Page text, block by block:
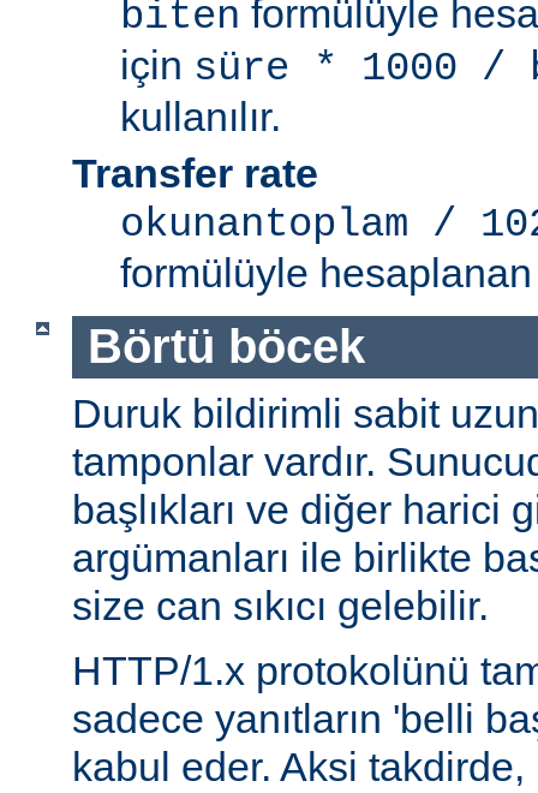
biten formülüyle
için süre * 1000 /
kullanılır.
Transfer rate
okunantoplam /
formülüyle hesaplanan
Börtü böcek
Duruk bildirimli sabit
tamponlar vardır.
başlıkları ve diğer harici
argümanları ile birlikte
size can sıkıcı gelebilir.
HTTP/1.x protokolünü
sadece yanıtların 'belli
kabul eder. Aksi takdirde,